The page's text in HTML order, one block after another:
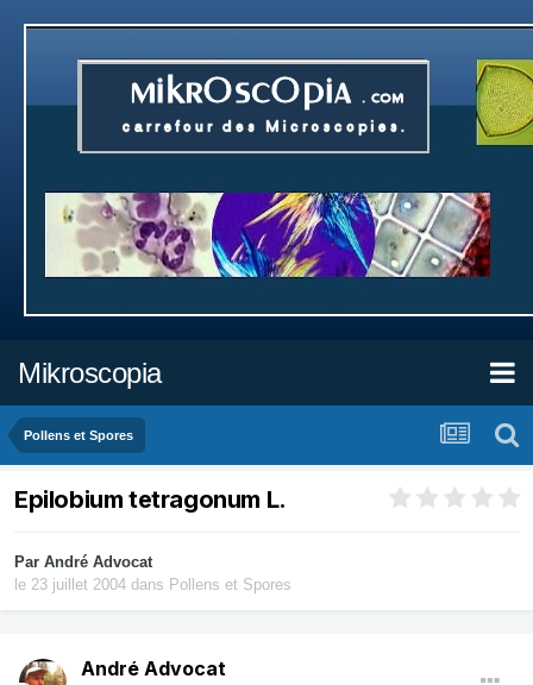
Mikroscopia
Pollens et Spores
Epilobium tetragonum L.
Par André Advocat
le 23 juillet 2004 dans Pollens et Spores
André Advocat